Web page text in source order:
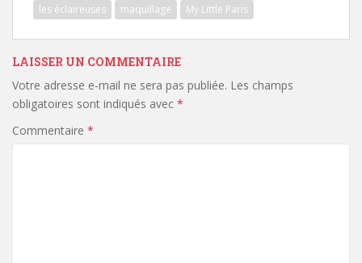
les éclaireuses
maquillage My Little Paris
LAISSER UN COMMENTAIRE
Votre adresse e-mail ne sera pas publiée. Les champs
obligatoires sont indiqués avec *
Commentaire *